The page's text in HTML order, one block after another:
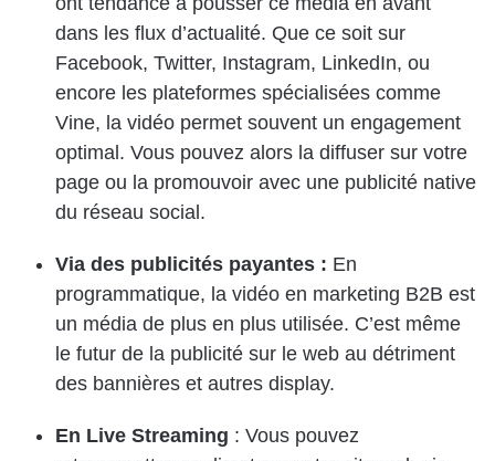
dans les flux d’actualité. Que ce soit sur
Facebook, Twitter, Instagram, LinkedIn, ou
encore les plateformes spécialisées comme
Vine, la vidéo permet souvent un engagement
optimal. Vous pouvez alors la diffuser sur votre
page ou la promouvoir avec une publicité native
du réseau social.
Via des publicités payantes : En
programmatique, la vidéo en marketing B2B est
un média de plus en plus utilisée. C’est même
le futur de la publicité sur le web au détriment
des bannières et autres display.
En Live Streaming : Vous pouvez